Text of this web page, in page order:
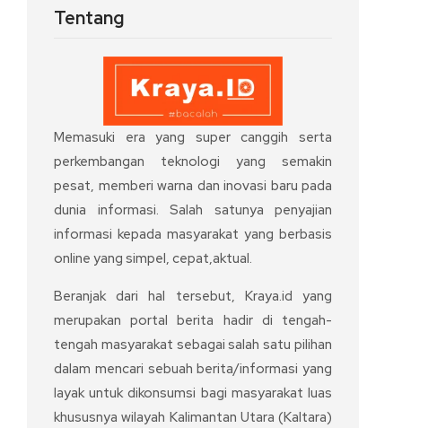
Tentang
Memasuki era yang super canggih serta
perkembangan teknologi yang semakin
pesat, memberi warna dan inovasi baru pada
dunia informasi. Salah satunya penyajian
informasi kepada masyarakat yang berbasis
online yang simpel, cepat,aktual.
Beranjak dari hal tersebut, Kraya.id yang
merupakan portal berita hadir di tengah-
tengah masyarakat sebagai salah satu pilihan
dalam mencari sebuah berita/informasi yang
layak untuk dikonsumsi bagi masyarakat luas
khususnya wilayah Kalimantan Utara (Kaltara)